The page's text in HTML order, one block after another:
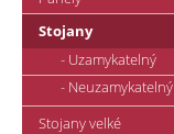
Stojany
- Uzamykatelný
- Neuzamykatelný
Stojany velké